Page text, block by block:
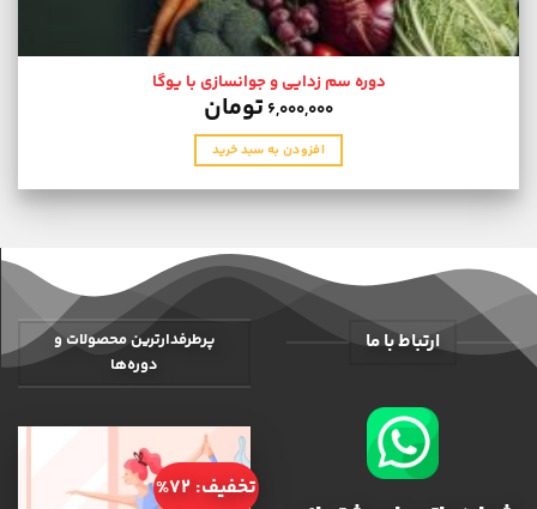
دوره سم زدایی و جوانسازی با یوگا
6,000,000 تومان
افزودن به سبد خرید
ارتباط با ما
پرطرفدارترین محصولات و
دوره‌ها
تخفیف: 72%